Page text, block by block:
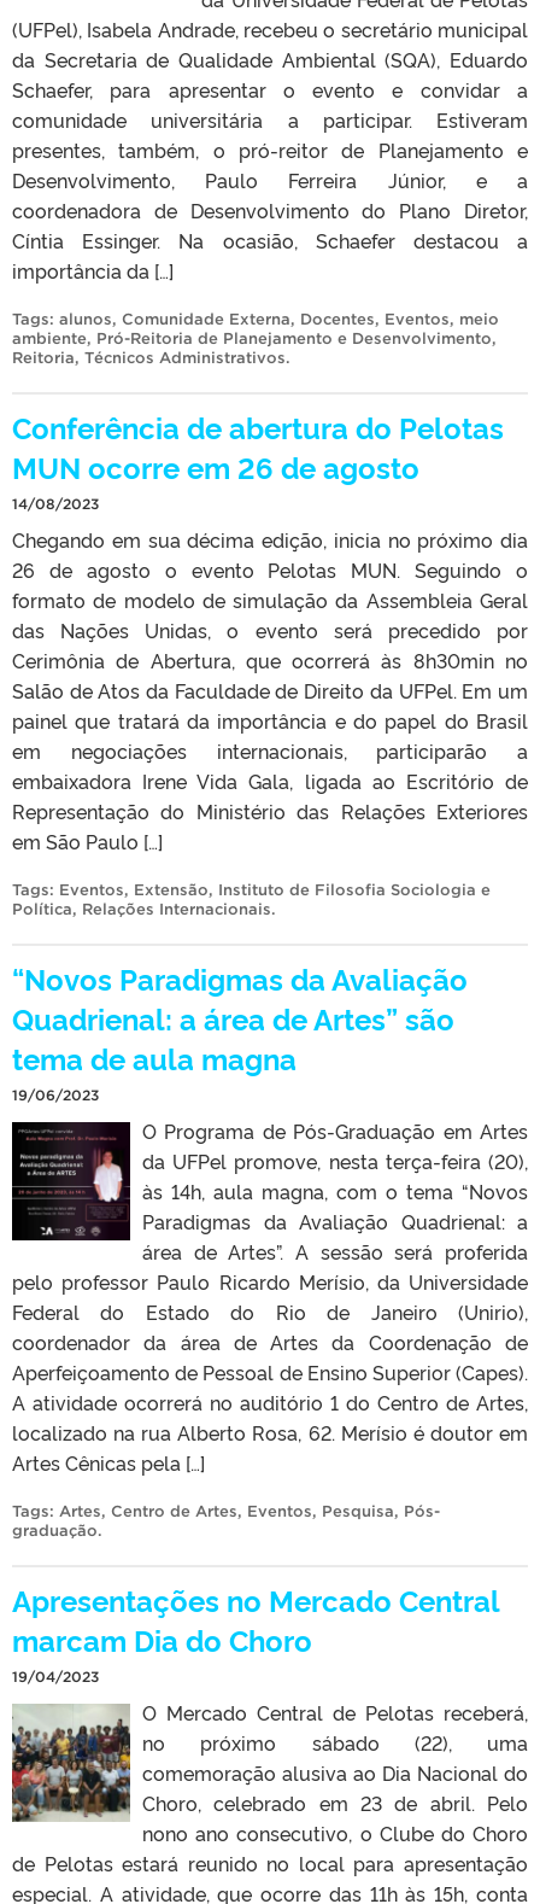
(UFPel), Isabela Andrade, recebeu o secretário municipal
da Secretaria de Qualidade Ambiental (SQA), Eduardo
Schaefer, para apresentar o evento e convidar a
comunidade universitária a participar. Estiveram
presentes, também, o pró-reitor de Planejamento e
Desenvolvimento, Paulo Ferreira Júnior, e a
coordenadora de Desenvolvimento do Plano Diretor,
Cíntia Essinger. Na ocasião, Schaefer destacou a
importância da […]
Tags: alunos, Comunidade Externa, Docentes, Eventos, meio
ambiente, Pró-Reitoria de Planejamento e Desenvolvimento,
Reitoria, Técnicos Administrativos.
Conferência de abertura do Pelotas
MUN ocorre em 26 de agosto
14/08/2023
Chegando em sua décima edição, inicia no próximo dia
26 de agosto o evento Pelotas MUN. Seguindo o
formato de modelo de simulação da Assembleia Geral
das Nações Unidas, o evento será precedido por
Cerimônia de Abertura, que ocorrerá às 8h30min no
Salão de Atos da Faculdade de Direito da UFPel. Em um
painel que tratará da importância e do papel do Brasil
em negociações internacionais, participarão a
embaixadora Irene Vida Gala, ligada ao Escritório de
Representação do Ministério das Relações Exteriores
em São Paulo […]
Tags: Eventos, Extensão, Instituto de Filosofia Sociologia e
Política, Relações Internacionais.
“Novos Paradigmas da Avaliação
Quadrienal: a área de Artes” são
tema de aula magna
19/06/2023
O Programa de Pós-Graduação em Artes
da UFPel promove, nesta terça-feira (20),
às 14h, aula magna, com o tema “Novos
Paradigmas da Avaliação Quadrienal: a
área de Artes”. A sessão será proferida
pelo professor Paulo Ricardo Merísio, da Universidade
Federal do Estado do Rio de Janeiro (Unirio),
coordenador da área de Artes da Coordenação de
Aperfeiçoamento de Pessoal de Ensino Superior (Capes).
A atividade ocorrerá no auditório 1 do Centro de Artes,
localizado na rua Alberto Rosa, 62. Merísio é doutor em
Artes Cênicas pela […]
Tags: Artes, Centro de Artes, Eventos, Pesquisa, Pós-
graduação.
Apresentações no Mercado Central
marcam Dia do Choro
19/04/2023
O Mercado Central de Pelotas receberá,
no próximo sábado (22), uma
comemoração alusiva ao Dia Nacional do
Choro, celebrado em 23 de abril. Pelo
nono ano consecutivo, o Clube do Choro
de Pelotas estará reunido no local para apresentação
especial. A atividade, que ocorre das 11h às 15h, conta